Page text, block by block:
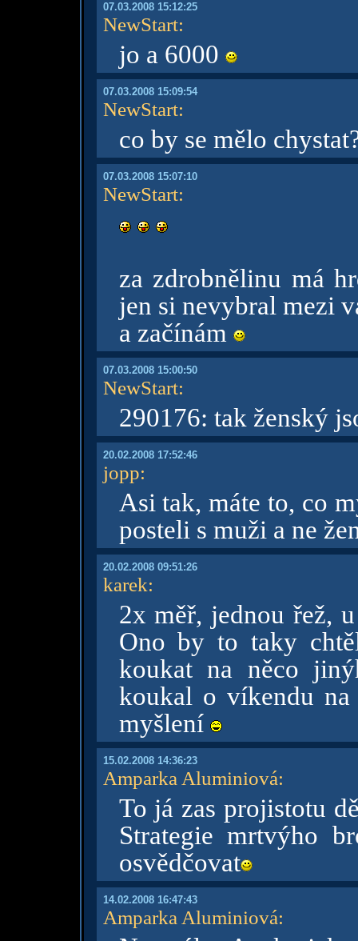
07.03.2008 15:12:25
NewStart:
jo a 6000
07.03.2008 15:09:54
NewStart:
co by se mělo
07.03.2008 15:07:10
NewStart:
za zdrobnělinu má
jen si nevybral mezi
a začínám
07.03.2008 15:00:50
NewStart:
290176: tak ženský
20.02.2008 17:52:46
jopp:
Asi tak, máte to, co
posteli s muži a ne
20.02.2008 09:51:26
karek:
2x měř, jednou řež,
Ono by to taky
koukat na něco
koukal o víkendu
myšlení
15.02.2008 14:36:23
Amparka Aluminiová:
To já zas projistotu
Strategie mrtvýho
osvědčovat
14.02.2008 16:47:43
Amparka Aluminiová: